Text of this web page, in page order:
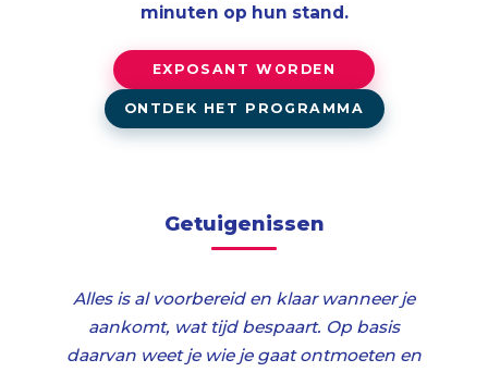
minuten op hun stand.
EXPOSANT WORDEN
ONTDEK HET PROGRAMMA
Getuigenissen
Alles is al voorbereid en klaar wanneer je
aankomt, wat tijd bespaart. Op basis
daarvan weet je wie je gaat ontmoeten en